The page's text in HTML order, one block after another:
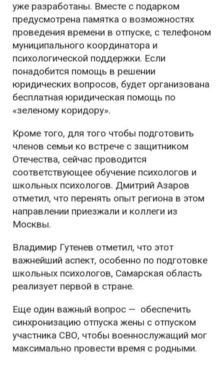
уже разработаны. Вместе с подарком
предусмотрена памятка о возможностях
проведения времени в отпуске, с телефоном
муниципального координатора и
психологической поддержки. Если
понадобится помощь в решении
юридических вопросов, будет организована
бесплатная юридическая помощь по
«зеленому коридору».
Кроме того, для того чтобы подготовить
членов семьи ко встрече с защитником
Отечества, сейчас проводится
соответствующее обучение психологов и
школьных психологов. Дмитрий Азаров
отметил, что перенять опыт региона в этом
направлении приезжали и коллеги из
Москвы.
Владимир Гутенев отметил, что этот
важнейший аспект, особенно по подготовке
школьных психологов, Самарская область
реализует первой в стране.
Еще один важный вопрос — обеспечить
синхронизацию отпуска жены с отпуском
участника СВО, чтобы военнослужащий мог
максимально провести время с родными.